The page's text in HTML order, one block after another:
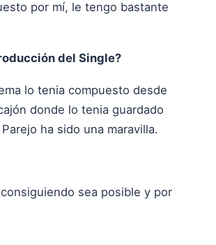
por mí, le tengo bastante
del Single?
lo tenia compuesto desde
donde lo tenia guardado
ha sido una maravilla.
sea posible y por